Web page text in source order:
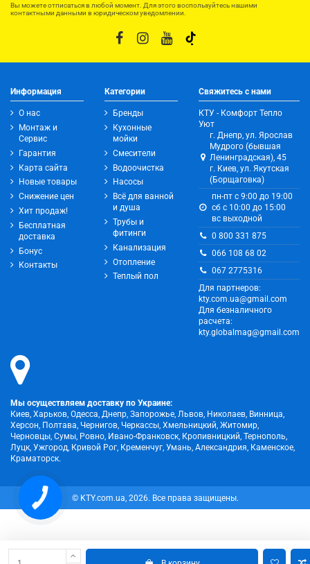
Вы можете отписаться в любой момент. Для этого воспользуйтесь нашими
контактными данными в юридическом уведомлении.
Информация
О нас
Монтаж и
Сервис
Гарантия
Карта сайта
Новые товары
Снижение цен
Хит продаж!
Бесплатная
доставка
Бонус
Контакты
Категории
Бренды
Кухонные
мойки
Смесители
Водоочистка
Насосы
Всё для ванной
и душа
Трубы и
фитинги
Канализация
Отопление
Теплый пол
Свяжитесь с нами
КТУ - Комфорт Тепло
Уют
г. Днепр, ул. Ярослав
Мудрого (бывшая
Ленинградская), 45
г. Киев, ул. Якутская
(Борщаговка)
пн-пт с 9:00 до 19:00
сб с 10:00 до 15:00
вс выходной
0 800 331 875
066 108 68 02
067 2775316
Для партнеров:
kty.com.ua@gmail.com
Для безналичного
расчета:
kty.globalmag@gmail.com
Мы осуществляем доставку по Украине:
Киев, Харьков, Одесса, Днепр, Запорожье, Львов, Николаев, Винница,
Херсон, Полтава, Чернигов, Черкассы, Хмельницкий, Житомир,
Черновцы, Сумы, Ровно, Ивано-Франковск, Кропивницкий, Тернополь,
Луцк, Ужгород, Кривой Рог, Кременчуг, Умань, Александрия, Каменское,
Краматорск.
© KTY.com.ua, 2026. Все права защищены.